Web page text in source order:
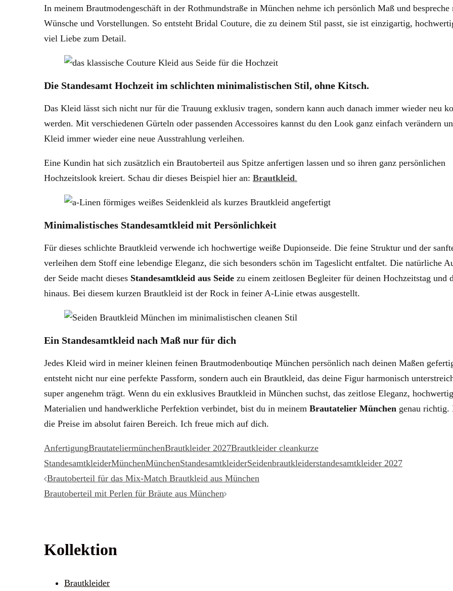
In meinem Brautmodengeschäft in der Rothmundstraße in München nehme ich persönlich Maß und
Wünsche und Vorstellungen. So entsteht Bridal Couture, die zu deinem Stil passt, sie ist einzigartig,
viel Liebe zum Detail.
Die Standesamt Hochzeit im schlichten minimalistischen Stil, ohne Kitsch.
Das Kleid lässt sich nicht nur für die Trauung exklusiv tragen, sondern kann auch danach immer wieder neu
werden. Mit verschiedenen Gürteln oder passenden Accessoires kannst du den Look ganz einfach verändern
Kleid immer wieder eine neue Ausstrahlung verleihen.
Eine Kundin hat sich zusätzlich ein Brautoberteil aus Spitze anfertigen lassen und so ihren ganz persönlichen
Hochzeitslook kreiert. Schau dir dieses Beispiel hier an: Brautkleid.
Minimalistisches Standesamtkleid mit Persönlichkeit
Für dieses schlichte Brautkleid verwende ich hochwertige weiße Dupionseide. Die feine Struktur und der
verleihen dem Stoff eine lebendige Eleganz, die sich besonders schön im Tageslicht entfaltet. Die natürliche
der Seide macht dieses Standesamtkleid aus Seide zu einem zeitlosen Begleiter für deinen Hochzeitstag und
hinaus. Bei diesem kurzen Brautkleid ist der Rock in feiner A-Linie etwas ausgestellt.
Ein Standesamtkleid nach Maß nur für dich
Jedes Kleid wird in meiner kleinen feinen Brautmodenboutiqe München persönlich nach deinen Maßen
entsteht nicht nur eine perfekte Passform, sondern auch ein Brautkleid, das deine Figur harmonisch
super angenehm trägt. Wenn du ein exklusives Brautkleid in München suchst, das zeitlose Eleganz,
Materialien und handwerkliche Perfektion verbindet, bist du in meinem Brautatelier München genau richtig.
die Preise im absolut fairen Bereich. Ich freue mich auf dich.
AnfertigungBrautateliermünchenBrautkleider 2027Brautkleider cleankurze
StandesamtkleiderMünchenMünchenStandesamtkleiderSeidenbrautkleiderstandesamtkleider 2027
Beitragsnavigation
Brautoberteil für das Mix-Match Brautkleid aus München
Brautoberteil mit Perlen für Bräute aus München
Kollektion
Brautkleider